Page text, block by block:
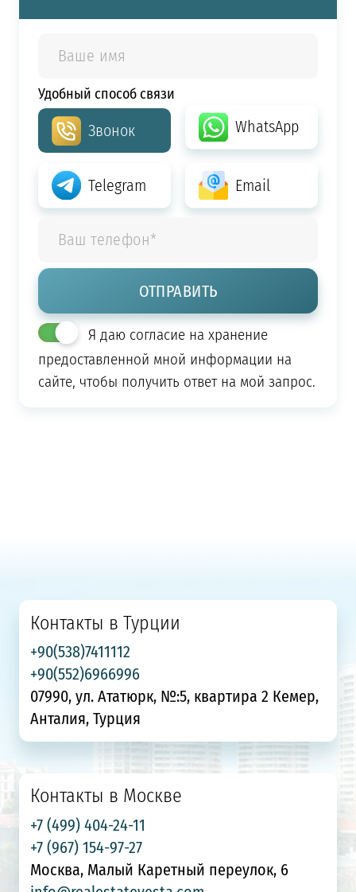
Удобный способ связи
Звонок WhatsApp
Telegram Email
Я даю согласие на хранение
предоставленной мной информации на
сайте, чтобы получить ответ на мой запрос.
Контакты в Турции
+90(538)7411112
+90(552)6966996
07990, ул. Ататюрк, №:5, квартира 2 Кемер,
Анталия, Турция
Контакты в Москве
+7 (499) 404-24-11
+7 (967) 154-97-27
Москва, Малый Каретный переулок, 6